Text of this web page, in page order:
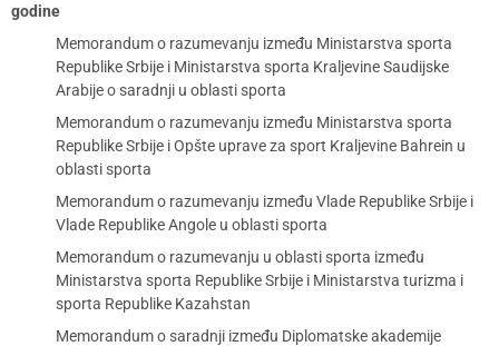
godine
Memorandum o razumevanju između Ministarstva sporta
Republike Srbije i Ministarstva sporta Kraljevine Saudijske
Arabije o saradnji u oblasti sporta
Memorandum o razumevanju između Ministarstva sporta
Republike Srbije i Opšte uprave za sport Kraljevine Bahrein u
oblasti sporta
Memorandum o razumevanju između Vlade Republike Srbije i
Vlade Republike Angole u oblasti sporta
Memorandum o razumevanju u oblasti sporta između
Ministarstva sporta Republike Srbije i Ministarstva turizma i
sporta Republike Kazahstan
Memorandum o saradnji između Diplomatske akademije